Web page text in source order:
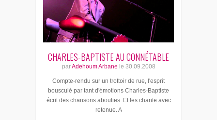
CHARLES-BAPTISTE AU CONNÉTABLE
parAdehoum Arbane le 30.09.2008
Compte-rendu sur un trottoir de rue, l'esprit
bousculé par tant d'émotions Charles-Baptiste
écrit des chansons abouties. Et les chante avec
retenue. A